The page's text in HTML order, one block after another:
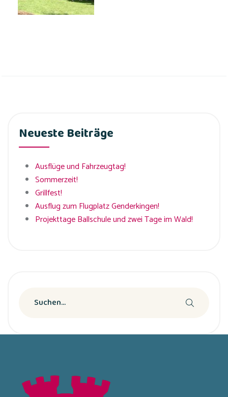
Neueste Beiträge
Ausflüge und Fahrzeugtag!
Sommerzeit!
Grillfest!
Ausflug zum Flugplatz Genderkingen!
Projekttage Ballschule und zwei Tage im Wald!